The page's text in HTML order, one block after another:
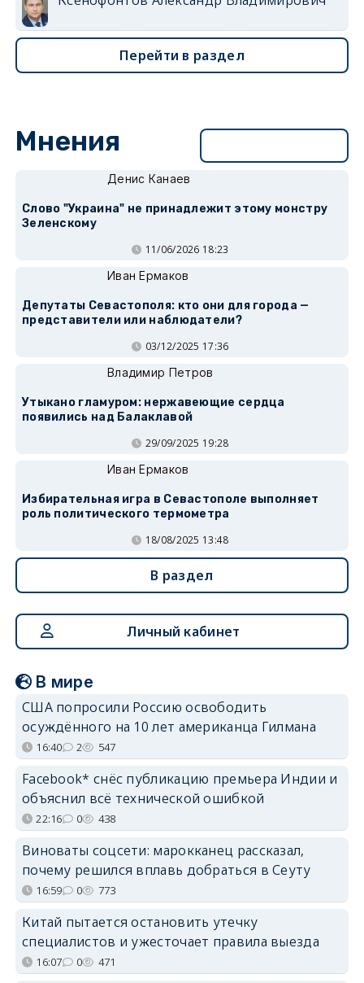
Перейти в раздел
Мнения
Денис Канаев
Слово "Украина" не принадлежит этому монстру
Зеленскому
11/06/2026 18:23
Иван Ермаков
Депутаты Севастополя: кто они для города —
представители или наблюдатели?
03/12/2025 17:36
Владимир Петров
Утыкано гламуром: нержавеющие сердца
появились над Балаклавой
29/09/2025 19:28
Иван Ермаков
Избирательная игра в Севастополе выполняет
роль политического термометра
18/08/2025 13:48
В раздел
Личный кабинет
В мире
США попросили Россию освободить
осуждённого на 10 лет американца Гилмана
16:40 2 547
Facebook* снёс публикацию премьера Индии и
объяснил всё технической ошибкой
22:16 0 438
Виноваты соцсети: марокканец рассказал,
почему решился вплавь добраться в Сеуту
16:59 0 773
Китай пытается остановить утечку
специалистов и ужесточает правила выезда
16:07 0 471